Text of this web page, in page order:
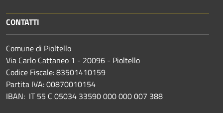
CONTATTI
Comune di Pioltello
Via Carlo Cattaneo 1 - 20096 - Pioltello
Codice Fiscale: 83501410159
Partita IVA: 00870010154
IBAN: IT 55 C 05034 33590 000 000 007 388